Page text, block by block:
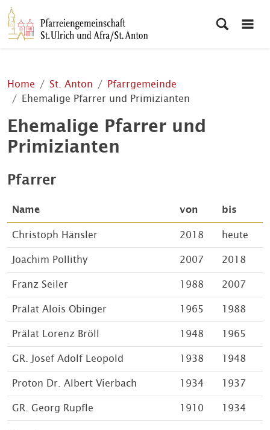
Home St. Anton
Pfarrgemeinde
Ehemalige Pfarrer und Primizianten
Ehemalige Pfarrer und
Primizianten
Pfarrer
Name von bis
Christoph Hänsler 2018 heute
Joachim Pollithy 2007 2018
Franz Seiler 1988 2007
Prälat Alois Obinger 1965 1988
Prälat Lorenz Bröll 1948 1965
GR. Josef Adolf Leopold 1938 1948
Proton Dr. Albert Vierbach 1934 1937
GR. Georg Rupfle 1910 1934